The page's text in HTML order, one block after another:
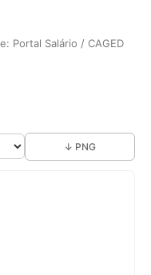
Portal Salário / CAGED
↓ PNG